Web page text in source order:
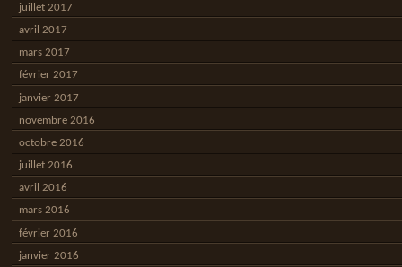
juillet 2017
avril 2017
mars 2017
février 2017
janvier 2017
novembre 2016
octobre 2016
juillet 2016
avril 2016
mars 2016
février 2016
janvier 2016